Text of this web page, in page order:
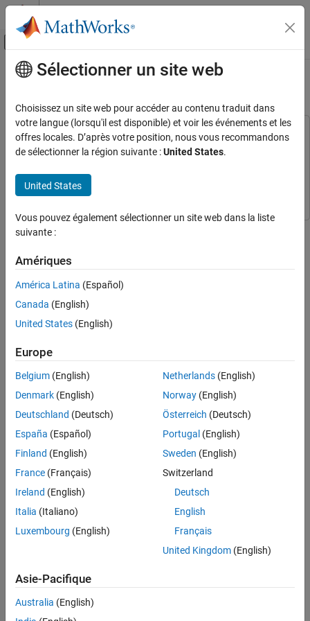
Passer au contenu
Activer/désactiver l'affichage du menu
Accueil de la documentation
CAD Software Requirements
Assembly
See Also
Contenu principal
Robot Arm
This example uses:
Simscape MultibodySimscape Multibody
SimulinkSimulink
This example shows a robot arm assembly.
CAD Software Requirements
and higher.
Assembly
folder, open the
Sélectionner un site web
Choisissez un site web pour accéder au contenu traduit dans
votre langue (lorsqu'il est disponible) et voir les événements et les
offres locales. D’après votre position, nous vous recommandons
de sélectionner la région suivante :United States.
United States
Vous pouvez également sélectionner un site web dans la liste
suivante :
Amériques
América Latina (Español)
Canada (English)
United States (English)
Europe
Belgium (English)
Denmark (English)
Deutschland (Deutsch)
España (Español)
Finland (English)
France (Français)
Ireland (English)
Italia (Italiano)
Luxembourg (English)
Netherlands(English)
Norway(English)
Österreich (Deutsch)
Portugal (English)
Sweden (English)
Switzerland
Deutsch
English
Français
United Kingdom(English)
Asie-Pacifique
Australia (English)